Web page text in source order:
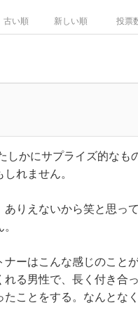
投票
新しい順
古い順
しかにサプライズ的なも
れません。
りえないから笑と思っ
ーはこんな感じのことが
る男性で、長く付き合
ことをする。なんとな